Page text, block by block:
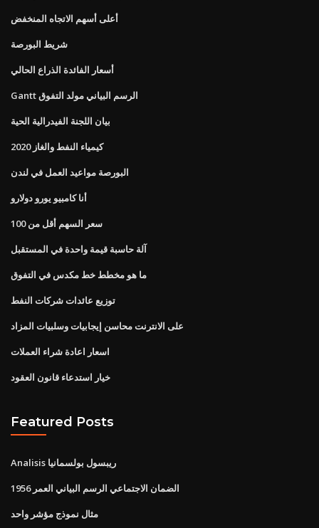
أعلى أسهم الاتجاه المنخفض
شريط البورصة
أسعار الفائدة الذراع الحالي
Gantt الرسم البياني مولد التفوق
بيان اللجنة الفيدرالية الحية
كيمياء النفط والغاز 2020
البورصة مواعيد العمل في لندن
أنا كامبيو يورو دولارو
سعر السهم أقل من 100
آلة حاسبة قيمة واحدة في المستقبل
ما هو مخطط خط مكدس في التفوق
توزيع عائدات شركات النفط
على الانترنت محاسن إيجابيات وسلبيات المزاد
اسعار اعادة شراء العملات
خيار استدعاء قانون العقود
Featured Posts
Analisis ريبسول بولسمانيا
الضمان الاجتماعي الرسم البياني العمر 1956
مثال نموذج مؤشر واحد